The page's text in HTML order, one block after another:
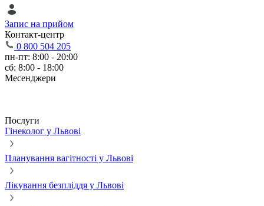
Запис на прийом
Контакт-центр
0 800 504 205
пн-пт: 8:00 - 20:00
сб: 8:00 - 18:00
Месенджери
Послуги
Гінеколог у Львові
Планування вагітності у Львові
Лікування безпліддя у Львові